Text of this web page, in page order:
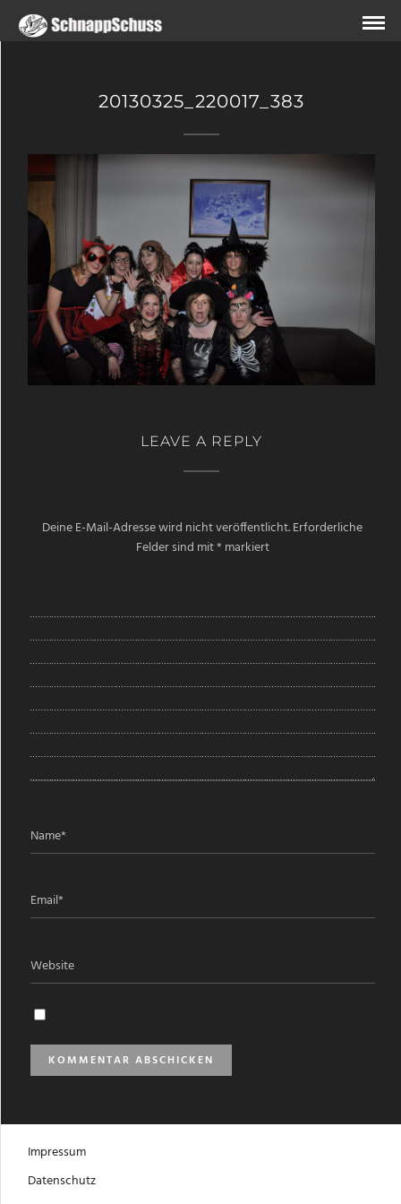
20130325_220017_383
LEAVE A REPLY
Deine E-Mail-Adresse wird nicht veröffentlicht.Erforderliche
Felder sind mit* markiert
Impressum
Datenschutz